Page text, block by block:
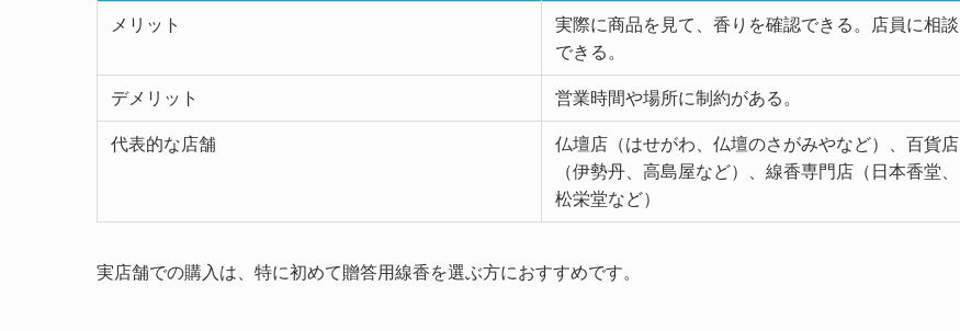
メリット
実際に商品を見て、香りを確認できる。店員に相談
できる。
デメリット 営業時間や場所に制約がある。
代表的な店舗
仏壇店（はせがわ、仏壇のさがみやなど）、百貨店
（伊勢丹、高島屋など）、線香専門店（日本香堂、
松栄堂など）
実店舗での購入は、特に初めて贈答用線香を選ぶ方におすすめです。